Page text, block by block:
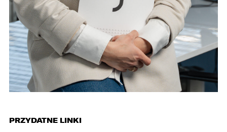
PRZYDATNE LINKI